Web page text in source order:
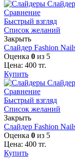
Сравнение
Быстрый взгляд
Список желаний
Закрыть
Слайдер Fashion
Оценка 0 из 5
Цена: 400 тг.
Купить
Сравнение
Быстрый взгляд
Список желаний
Закрыть
Слайдер Fashion
Оценка 0 из 5
Цена: 400 тг.
Купить